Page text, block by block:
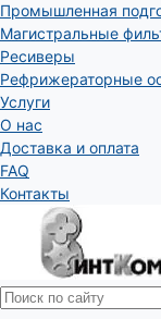
Промышленная
Магистральные
Ресиверы
Рефрижераторные
Услуги
О нас
Доставка и оплата
FAQ
Контакты